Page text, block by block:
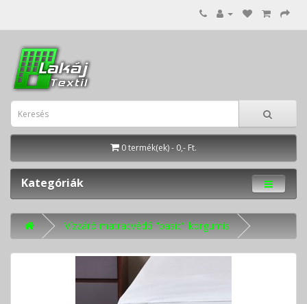
0 termék(ek) - 0,- Ft.
Kategóriák
Vízzáró matracvédő "basic" körgumis